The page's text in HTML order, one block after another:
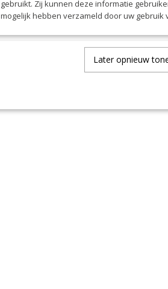
gebruikt. Zij kunnen deze informatie
mogelijk hebben verzameld door uw
Later opnieuw